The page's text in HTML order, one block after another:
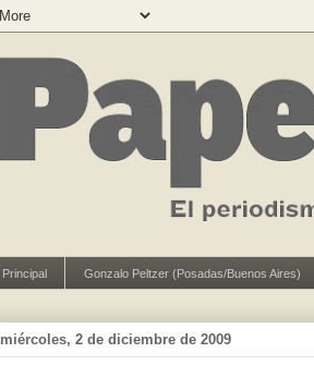
Principal Gonzalo Peltzer (Posadas/Buenos Aires)
miércoles, 2 de diciembre de 2009